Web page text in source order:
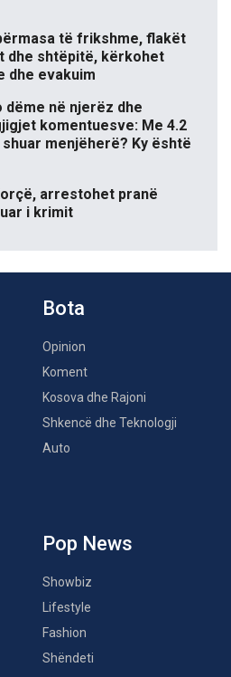
të frikshme, flakët
dhe shtëpitë, kërkohet
dhe evakuim
në njerëz dhe
komentuesve: Me 4.2
menjëherë? Ky është
arrestohet pranë
i krimit
Bota
Opinion
Koment
Kosova dhe Rajoni
Shkencë dhe Teknologji
Auto
Pop News
Showbiz
Lifestyle
Fashion
Shëndeti